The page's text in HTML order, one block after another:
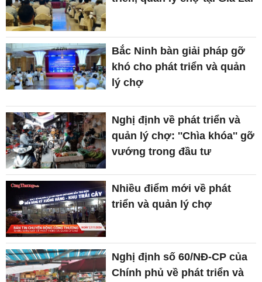
Bắc Ninh bàn giải pháp gỡ
khó cho phát triển và quản
lý chợ
Nghị định về phát triển và
quản lý chợ: ''Chìa khóa'' gỡ
vướng trong đầu tư
Nhiều điểm mới về phát
triển và quản lý chợ
Nghị định số 60/NĐ-CP của
Chính phủ về phát triển và